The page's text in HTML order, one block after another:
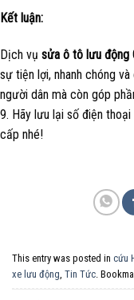
Kết luận:
Dịch vụ sửa ô tô lưu động
sự tiện lợi, nhanh chóng
người dân mà còn góp
9. Hãy lưu lại số điện
cấp nhé!
This entry was posted in cứu
xe lưu động Tin Tức .